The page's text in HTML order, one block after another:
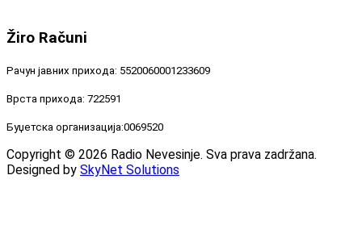
Žiro Računi
Рачун јавних прихода: 5520060001233609
Врста прихода: 722591
Буџетска организација:0069520
Copyright © 2026 Radio Nevesinje. Sva prava zadržana.
Designed by SkyNet Solutions